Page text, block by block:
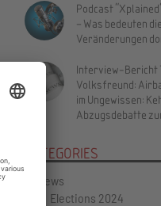
Podcast
– Was bedeuten
Veränderungen
Interview-Bericht
Volksfreund:
im Ungewissen:
Abzugsdebatte
CATEGORIES
News
Elections 2024